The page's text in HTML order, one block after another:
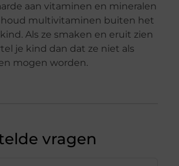
aan vitaminen en mineralen
houd multivitaminen buiten het
Als ze smaken en eruit zien
je kind dan dat ze niet als
mogen worden.
vragen